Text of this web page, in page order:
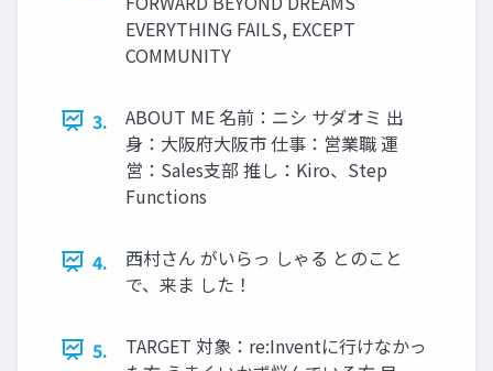
EVERYTHING FAILS, EXCEPT
COMMUNITY
3.
ABOUT ME 名前：ニシ サダオミ 出
身：大阪府大阪市 仕事：営業職 運
営：Sales支部 推し：Kiro、Step
Functions
4.
西村さん がいらっ しゃる とのこと
で、来ま した！
5.
TARGET 対象：re:Inventに行けなかっ